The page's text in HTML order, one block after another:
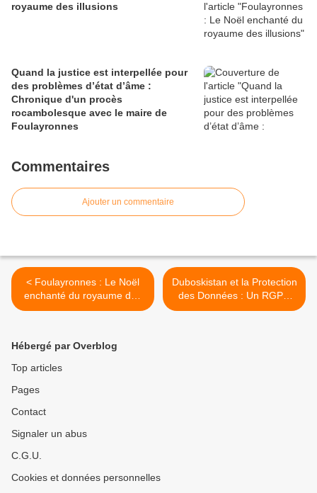
royaume des illusions
Quand la justice est interpellée pour
des problèmes d’état d’âme :
Chronique d'un procès
rocambolesque avec le maire de
Foulayronnes
Commentaires
Ajouter un commentaire
< Foulayronnes : Le Noël
enchanté du royaume des
illusions
Duboskistan et la Protection
des Données : Un RGPD
Made in Chez Nous >
Hébergé par Overblog
Top articles
Pages
Contact
Signaler un abus
C.G.U.
Cookies et données personnelles